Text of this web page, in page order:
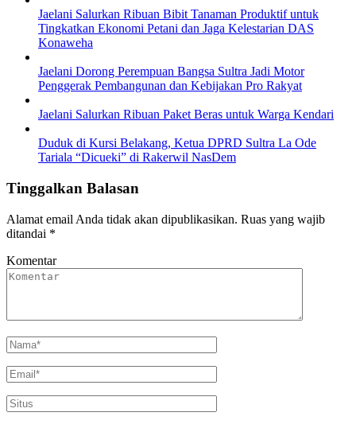
Jaelani Salurkan Ribuan Bibit Tanaman Produktif untuk
Tingkatkan Ekonomi Petani dan Jaga Kelestarian DAS
Konaweha
Jaelani Dorong Perempuan Bangsa Sultra Jadi Motor
Penggerak Pembangunan dan Kebijakan Pro Rakyat
Jaelani Salurkan Ribuan Paket Beras untuk Warga Kendari
Duduk di Kursi Belakang, Ketua DPRD Sultra La Ode
Tariala “Dicueki” di Rakerwil NasDem
Tinggalkan Balasan
Alamat email Anda tidak akan dipublikasikan. Ruas yang wajib
ditandai *
Komentar